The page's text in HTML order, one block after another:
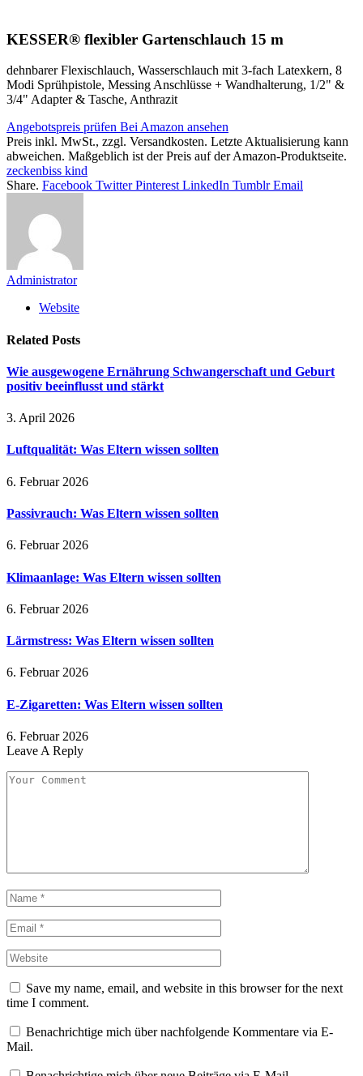
KESSER® flexibler Gartenschlauch 15 m
dehnbarer Flexischlauch, Wasserschlauch mit 3-fach Latexkern, 8
Modi Sprühpistole, Messing Anschlüsse + Wandhalterung, 1/2" &
3/4" Adapter & Tasche, Anthrazit
Angebotspreis prüfen Bei Amazon ansehen
Preis inkl. MwSt., zzgl. Versandkosten. Letzte Aktualisierung kann
abweichen. Maßgeblich ist der Preis auf der Amazon-Produktseite.
zeckenbiss kind
Share. Facebook Twitter Pinterest LinkedIn Tumblr Email
Administrator
Website
Related Posts
Wie ausgewogene Ernährung Schwangerschaft und Geburt
positiv beeinflusst und stärkt
3. April 2026
Luftqualität: Was Eltern wissen sollten
6. Februar 2026
Passivrauch: Was Eltern wissen sollten
6. Februar 2026
Klimaanlage: Was Eltern wissen sollten
6. Februar 2026
Lärmstress: Was Eltern wissen sollten
6. Februar 2026
E-Zigaretten: Was Eltern wissen sollten
6. Februar 2026
Leave A Reply
Save my name, email, and website in this browser for the next
time I comment.
Benachrichtige mich über nachfolgende Kommentare via E-
Mail.